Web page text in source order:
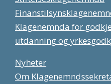
Klagenemnda for
utdanning og
Nyheter
Om